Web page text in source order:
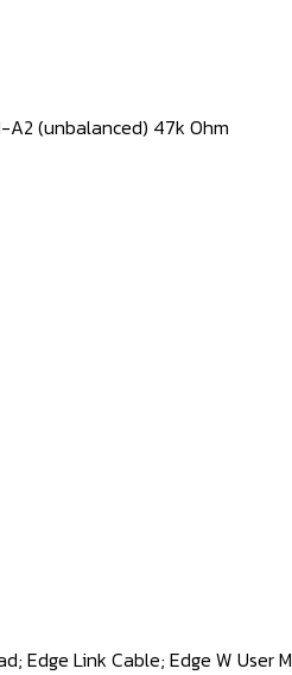
A2 (unbalanced) 47k Ohm
Edge Link Cable; Edge W User